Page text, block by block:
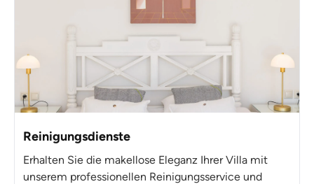
Reinigungsdienste
Erhalten Sie die makellose Eleganz Ihrer Villa mit
unserem professionellen Reinigungsservice und